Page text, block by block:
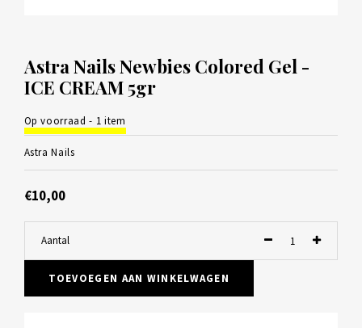
Astra Nails Newbies Colored Gel -
ICE CREAM 5gr
Op voorraad - 1 item
Astra Nails
€10,00
Aantal
TOEVOEGEN AAN WINKELWAGEN